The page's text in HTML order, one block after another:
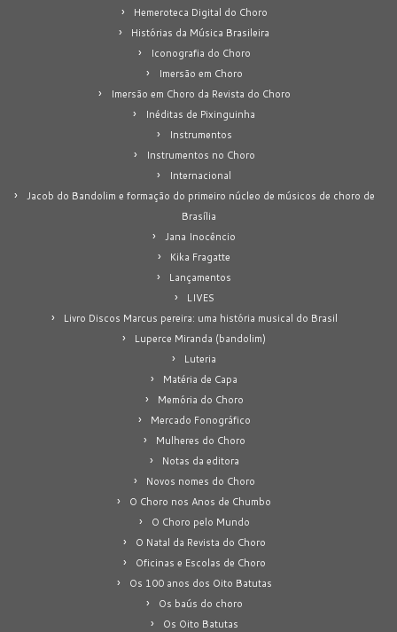
Hemeroteca Digital do Choro
Histórias da Música Brasileira
Iconografia do Choro
Imersão em Choro
Imersão em Choro da Revista do Choro
Inéditas de Pixinguinha
Instrumentos
Instrumentos no Choro
Internacional
Jacob do Bandolim e formação do primeiro núcleo de músicos de choro de
Brasília
Jana Inocêncio
Kika Fragatte
Lançamentos
LIVES
Livro Discos Marcus pereira: uma história musical do Brasil
Luperce Miranda (bandolim)
Luteria
Matéria de Capa
Memória do Choro
Mercado Fonográfico
Mulheres do Choro
Notas da editora
Novos nomes do Choro
O Choro nos Anos de Chumbo
O Choro pelo Mundo
O Natal da Revista do Choro
Oficinas e Escolas de Choro
Os 100 anos dos Oito Batutas
Os baús do choro
Os Oito Batutas